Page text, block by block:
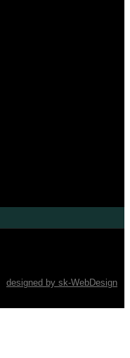
designed by sk-WebDesign